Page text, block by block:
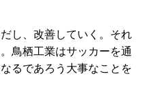
し、改善していく。それ
鳥栖工業はサッカーを通
るであろう大事なことを